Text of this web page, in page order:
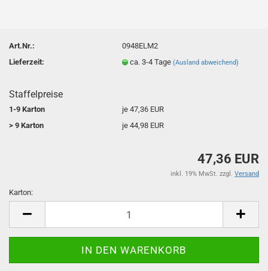
Art.Nr.:
0948ELM2
Lieferzeit:
ca. 3-4 Tage(Ausland abweichend)
Staffelpreise
1-9 Karton
je 47,36 EUR
> 9 Karton
je 44,98 EUR
47,36 EUR
inkl. 19% MwSt. zzgl. Versand
Karton: